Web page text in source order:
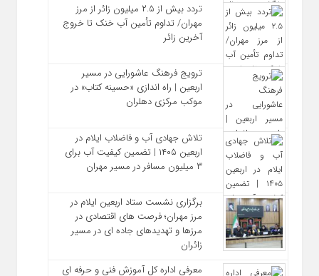
تردد بیش از ۲.۵ میلیون زائر از مرز
مهران/ تداوم تأمین آب خنک تا خروج
آخرین زائر
ترویج فرهنگ عاشورایی در مسیر
اربعین | راه‌ اندازی «حسینه کتاب» در
موکب مرکزی دهلران
تلاش جهادی آب و فاضلاب ایلام در
اربعین ۱۴۰۵ | تضمین کیفیت آب برای
۳ میلیون مسافر در مسیر مهران
برگزاری نشست ستاد اربعین ایلام در
مرز مهران؛ فرصت‌ های اقتصادی در
مرزها و تهدیدهای جاده‌ ای در مسیر
زائران
معرفی اداره کل آموزش فنی و حرفه‌ ای